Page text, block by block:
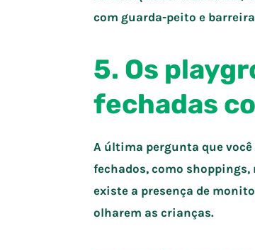
com guarda-peito e
5. Os
fechadas
A última pergunta que você
fechados, como
existe a presença de
olharem as crianças.